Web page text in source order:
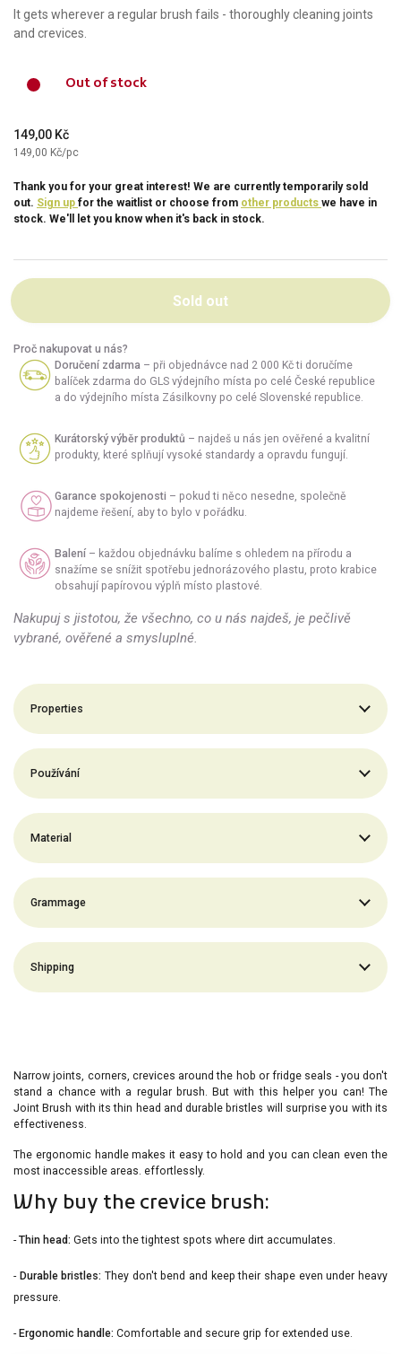
It gets wherever a regular brush fails - thoroughly cleaning joints
and crevices.
Out of stock
149,00 Kč
149,00 Kč/pc
Thank you for your great interest! We are currently temporarily sold
out. Sign up for the waitlist or choose from other products we have in
stock. We'll let you know when it's back in stock.
Sold out
Proč nakupovat u nás?
Doručení zdarma – při objednávce nad 2 000 Kč ti doručíme
balíček zdarma do GLS výdejního místa po celé České republice
a do výdejního místa Zásilkovny po celé Slovenské republice.
Kurátorský výběr produktů – najdeš u nás jen ověřené a kvalitní
produkty, které splňují vysoké standardy a opravdu fungují.
Garance spokojenosti – pokud ti něco nesedne, společně
najdeme řešení, aby to bylo v pořádku.
Balení – každou objednávku balíme s ohledem na přírodu a
snažíme se snížit spotřebu jednorázového plastu, proto krabice
obsahují papírovou výplň místo plastové.
Nakupuj s jistotou, že všechno, co u nás najdeš, je pečlivě
vybrané, ověřené a smysluplné.
Properties
Používání
Material
Grammage
Shipping
Narrow joints, corners, crevices around the hob or fridge seals - you don't
stand a chance with a regular brush. But with this helper you can! The
Joint Brush with its thin head and durable bristles will surprise you with its
effectiveness.
The ergonomic handle makes it easy to hold and you can clean even the
most inaccessible areas. effortlessly.
Why buy the crevice brush:
-Thin head: Gets into the tightest spots where dirt accumulates.
- Durable bristles: They don't bend and keep their shape even under heavy
pressure.
- Ergonomic handle: Comfortable and secure grip for extended use.